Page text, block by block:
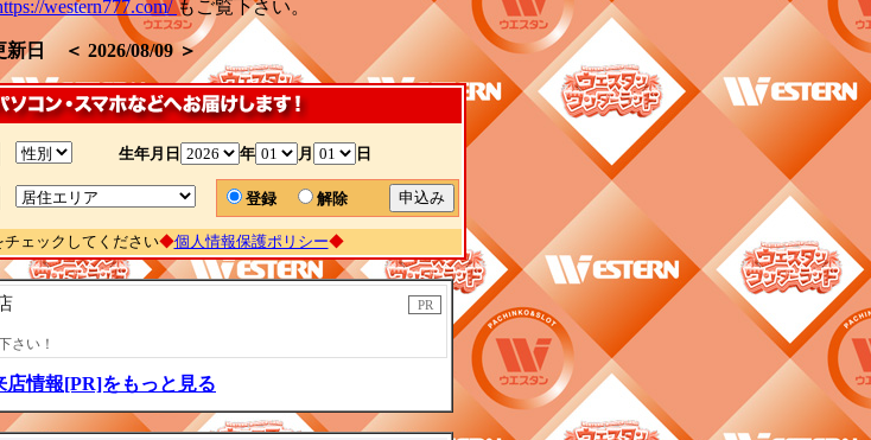
western777.com/もご覧下さい。
新日 ＜ 2026/08/09 ＞
生年月日 年 月 日
登録 解除
ェックしてください◆個人情報保護ポリシー◆
PR
さい！
店情報[PR]をもっと見る